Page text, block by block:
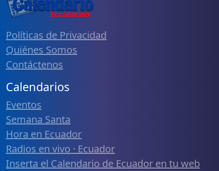
Políticas de Privacidad
Quiénes Somos
Contáctenos
Calendarios
Eventos
Semana Santa
Hora en Ecuador
Radios en vivo · Ecuador
Inserta el Calendario de Ecuador en tu web